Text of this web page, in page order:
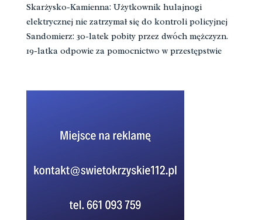
Skarżysko-Kamienna: Użytkownik hulajnogi
elektrycznej nie zatrzymał się do kontroli policyjnej
Sandomierz: 30-latek pobity przez dwóch mężczyzn.
19-latka odpowie za pomocnictwo w przestępstwie